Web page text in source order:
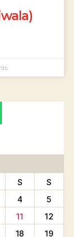
S
S
4
5
11
12
18 19